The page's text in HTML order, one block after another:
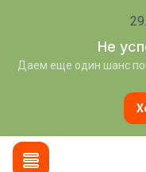
Не
Даем еще один шанс